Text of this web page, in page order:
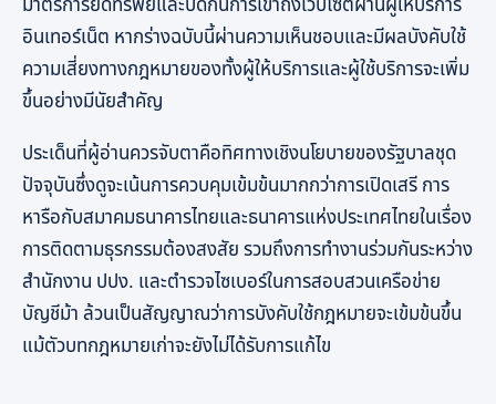
อินเทอร์เน็ต หากร่างฉบับนี้ผ่านความเห็นชอบและมีผลบังคับใช้
ความเสี่ยงทางกฎหมายของทั้งผู้ให้บริการและผู้ใช้บริการจะเพิ่ม
ขึ้นอย่างมีนัยสำคัญ
ประเด็นที่ผู้อ่านควรจับตาคือทิศทางเชิงนโยบายของรัฐบาลชุด
ปัจจุบันซึ่งดูจะเน้นการควบคุมเข้มข้นมากกว่าการเปิดเสรี การ
หารือกับสมาคมธนาคารไทยและธนาคารแห่งประเทศไทยในเรื่อง
การติดตามธุรกรรมต้องสงสัย รวมถึงการทำงานร่วมกันระหว่าง
สำนักงาน ปปง. และตำรวจไซเบอร์ในการสอบสวนเครือข่าย
บัญชีม้า ล้วนเป็นสัญญาณว่าการบังคับใช้กฎหมายจะเข้มข้นขึ้น
แม้ตัวบทกฎหมายเก่าจะยังไม่ได้รับการแก้ไข